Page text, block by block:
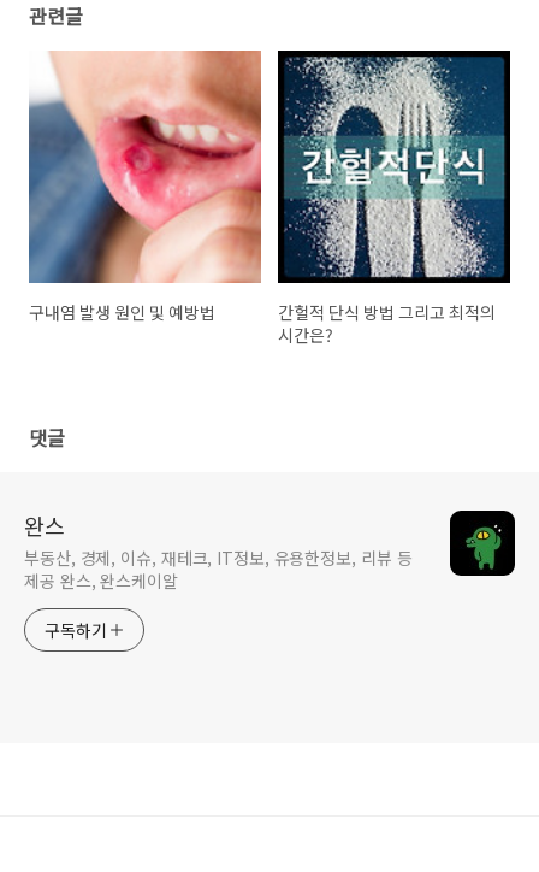
관련글
구내염 발생 원인 및 예방법
간헐적 단식 방법 그리고 최적의
시간은?
댓글
완스
부동산, 경제, 이슈, 재테크, IT정보, 유용한정보, 리뷰 등
제공 완스, 완스케이알
구독하기